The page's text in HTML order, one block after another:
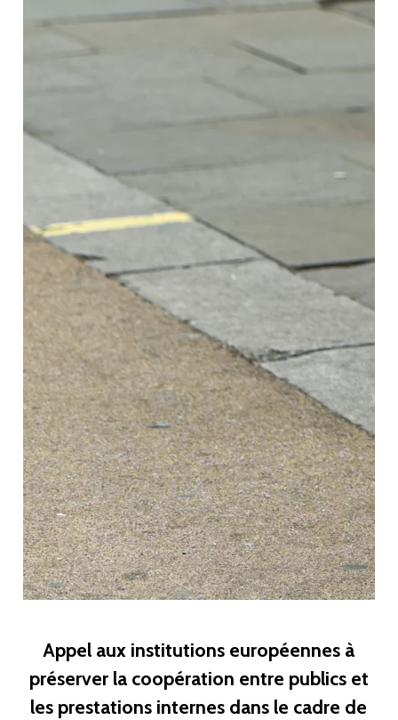
Appel aux institutions européennes à
préserver la coopération entre publics et
les prestations internes dans le cadre de